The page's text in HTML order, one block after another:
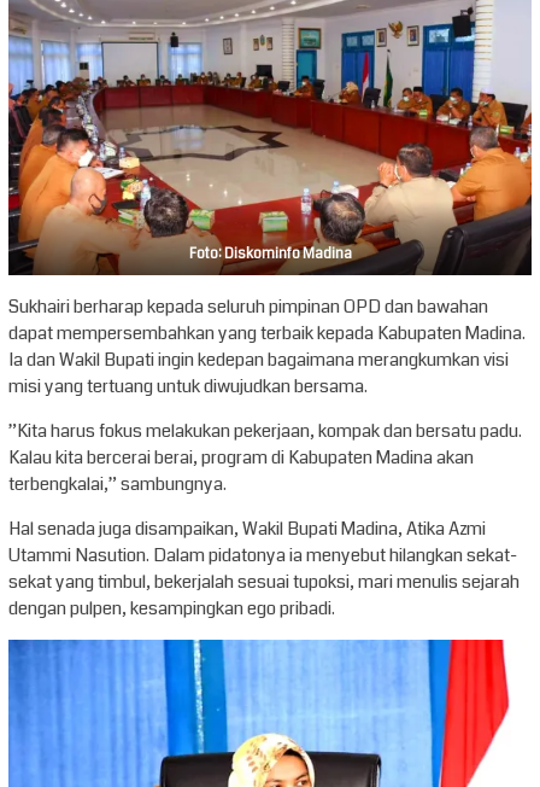
Foto: Diskominfo Madina
Sukhairi berharap kepada seluruh pimpinan OPD dan bawahan
dapat mempersembahkan yang terbaik kepada Kabupaten Madina.
Ia dan Wakil Bupati ingin kedepan bagaimana merangkumkan visi
misi yang tertuang untuk diwujudkan bersama.
”Kita harus fokus melakukan pekerjaan, kompak dan bersatu padu.
Kalau kita bercerai berai, program di Kabupaten Madina akan
terbengkalai,” sambungnya.
Hal senada juga disampaikan, Wakil Bupati Madina, Atika Azmi
Utammi Nasution. Dalam pidatonya ia menyebut hilangkan sekat-
sekat yang timbul, bekerjalah sesuai tupoksi, mari menulis sejarah
dengan pulpen, kesampingkan ego pribadi.